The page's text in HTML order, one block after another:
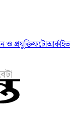
ও প্রযুক্তিফটোআর্কাইভ